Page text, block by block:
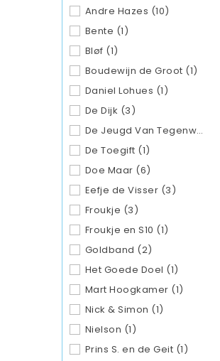
Andre Hazes (10)
Bente (1)
Bløf (1)
Boudewijn de Groot (1)
Daniel Lohues (1)
De Dijk (3)
De Jeugd Van Tegenwoordig
De Toegift (1)
Doe Maar (6)
Eefje de Visser (3)
Froukje (3)
Froukje en S10 (1)
Goldband (2)
Het Goede Doel (1)
Mart Hoogkamer (1)
Nick & Simon (1)
Nielson (1)
Prins S. en de Geit (1)